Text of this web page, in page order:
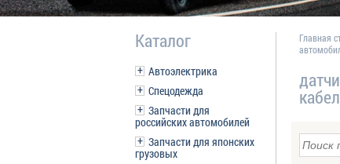
Каталог
Автоэлектрика
Спецодежда
Запчасти для
российских автомобилей
Запчасти для японских
грузовых
Главная